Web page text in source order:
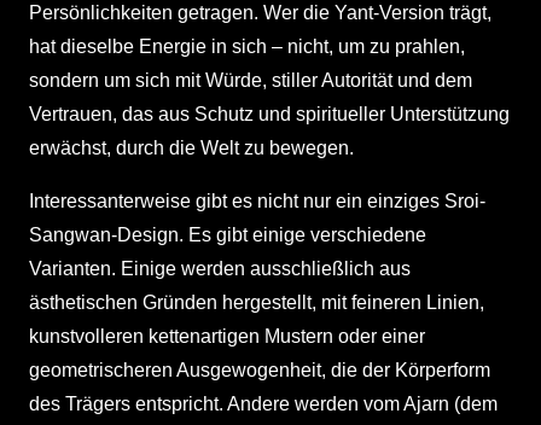
Persönlichkeiten getragen. Wer die Yant-Version trägt,
hat dieselbe Energie in sich – nicht, um zu prahlen,
sondern um sich mit Würde, stiller Autorität und dem
Vertrauen, das aus Schutz und spiritueller Unterstützung
erwächst, durch die Welt zu bewegen.
Interessanterweise gibt es nicht nur ein einziges Sroi-
Sangwan-Design. Es gibt einige verschiedene
Varianten. Einige werden ausschließlich aus
ästhetischen Gründen hergestellt, mit feineren Linien,
kunstvolleren kettenartigen Mustern oder einer
geometrischeren Ausgewogenheit, die der Körperform
des Trägers entspricht. Andere werden vom Ajarn (dem